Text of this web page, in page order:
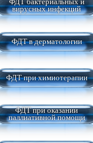
вирусных инфекций
ФДТ в дерматологии
ФДТ при химиотерапии
ФДТ при оказании
паллиативной помощи